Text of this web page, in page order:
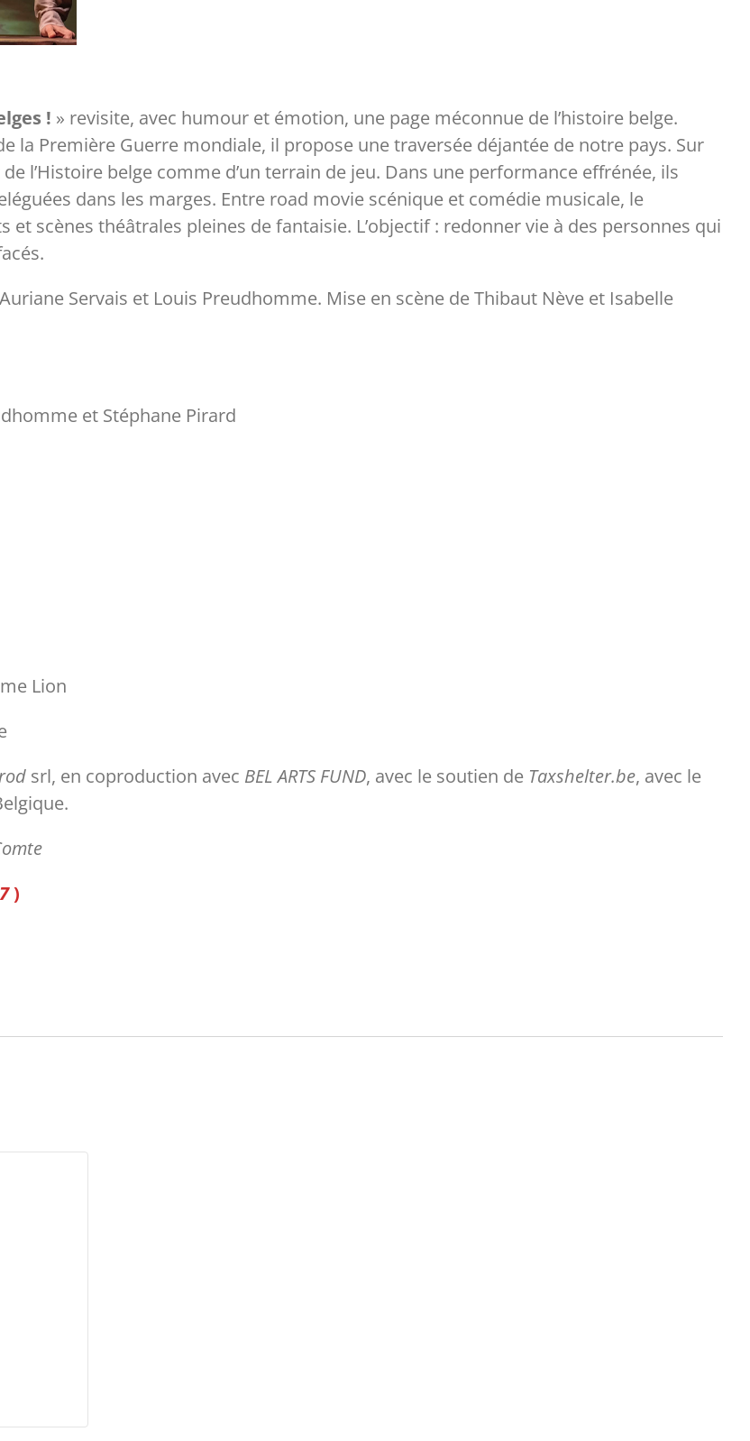
! » revisite, avec humour et émotion, une page méconnue de l’histoire belge.
la Première Guerre mondiale, il propose une traversée déjantée de notre pays. Sur
l’Histoire belge comme d’un terrain de jeu. Dans une performance effrénée, ils
dans les marges. Entre road movie scénique et comédie musicale, le
scènes théâtrales pleines de fantaisie. L’objectif : redonner vie à des personnes qui
Servais et Louis Preudhomme. Mise en scène de Thibaut Nève et Isabelle
et Stéphane Pirard
Lion
srl, en coproduction avec BEL ARTS FUND, avec le soutien de Taxshelter.be, avec le
)